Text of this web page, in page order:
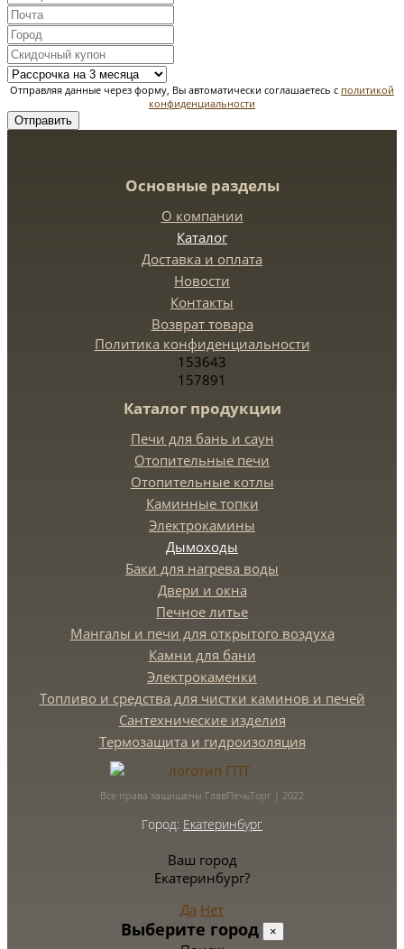
Отправляя данные через форму, Вы автоматически соглашаетесь с политикой
конфиденциальности
Отправить
Основные разделы
О компании
Каталог
Доставка и оплата
Новости
Контакты
Возврат товара
Политика конфиденциальности
153643
157891
Каталог продукции
Печи для бань и саун
Отопительные печи
Отопительные котлы
Каминные топки
Электрокамины
Дымоходы
Баки для нагрева воды
Двери и окна
Печное литье
Мангалы и печи для открытого воздуха
Камни для бани
Электрокаменки
Топливо и средства для чистки каминов и печей
Сантехнические изделия
Термозащита и гидроизоляция
Все права защищены ГлавПечьТорг | 2022
Город: Екатеринбург
Ваш город
Екатеринбург?
Да Нет
Выберите город ×